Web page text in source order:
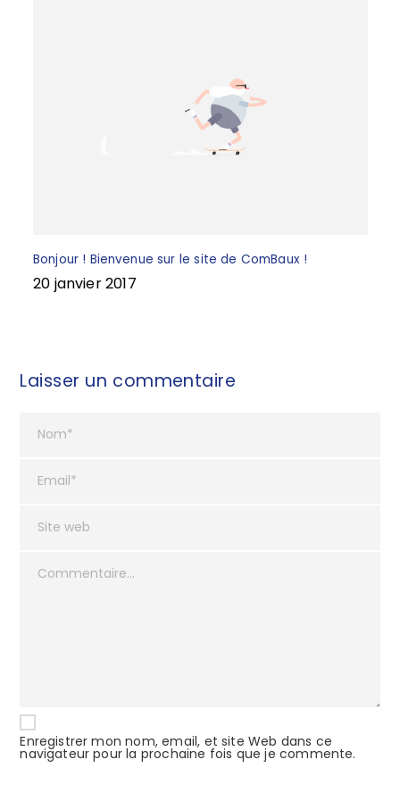
Bonjour ! Bienvenue sur le site de ComBaux !
20 janvier 2017
Laisser un commentaire
Enregistrer mon nom, email, et site Web dans ce
navigateur pour la prochaine fois que je commente.